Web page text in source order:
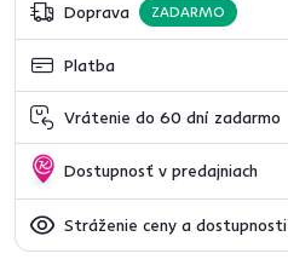
Doprava ZADARMO
Platba
Vrátenie do 60 dní zadarmo
Dostupnosť v predajniach
Stráženie ceny a dostupnosti